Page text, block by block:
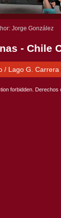
Jorge González
- Chile
/ Lago G.
forbidden. Derechos